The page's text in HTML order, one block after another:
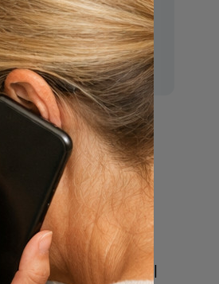
Nu
uitvaart
regelen
uw wensen
of bel ons geheel